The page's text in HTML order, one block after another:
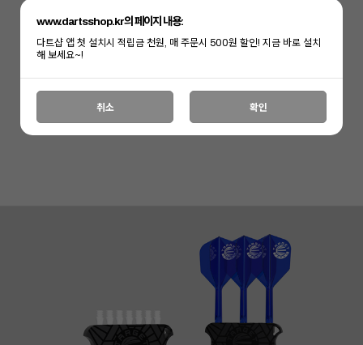
www.dartsshop.kr의 페이지 내용:
다트샵 앱 첫 설치시 적립금 천원, 매 주문시 500원 할인! 지금 바로 설치
해 보세요~!
취소 확인